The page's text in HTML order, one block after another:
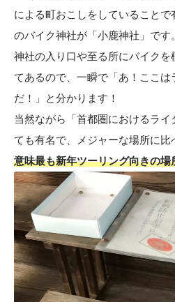
による町おこしをしていること
のバイク神社が「小鹿神社」です。
神社の入り口や至る所にバイクを
てあるので、一瞬で「あ！ここは
だ！」と分かります！
当然ながら「首都圏におけるラ
ても有名で、メジャーな場所に比
意味最も新年ツーリング向きの場